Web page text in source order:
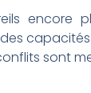
encore
sont